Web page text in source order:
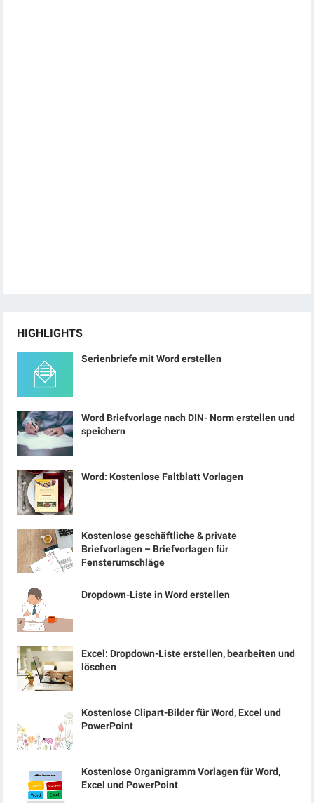
HIGHLIGHTS
Serienbriefe mit Word erstellen
Word Briefvorlage nach DIN- Norm erstellen und
speichern
Word: Kostenlose Faltblatt Vorlagen
Kostenlose geschäftliche & private
Briefvorlagen – Briefvorlagen für
Fensterumschläge
Dropdown-Liste in Word erstellen
Excel: Dropdown-Liste erstellen, bearbeiten und
löschen
Kostenlose Clipart-Bilder für Word, Excel und
PowerPoint
Kostenlose Organigramm Vorlagen für Word,
Excel und PowerPoint